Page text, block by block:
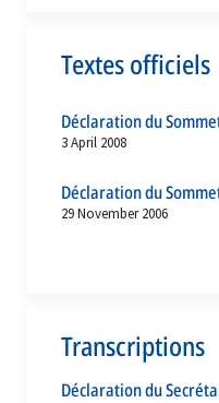
Textes officiels
Déclaration du
3 April 2008
Déclaration du
29 November 2006
Transcriptions
Déclaration du